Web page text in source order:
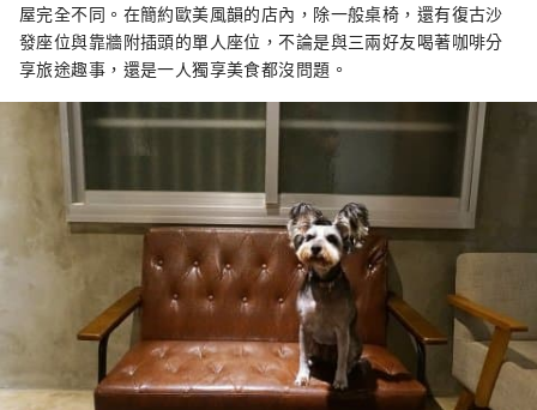
屋完全不同。在簡約歐美風韻的店內，除一般桌椅，還有復古沙
發座位與靠牆附插頭的單人座位，不論是與三兩好友喝著咖啡分
享旅途趣事，還是一人獨享美食都沒問題。